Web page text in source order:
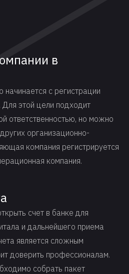
в
с регистрации
этой цели подходит
ответственностью, но можно
организационно-
компания регистрируется
компания.
счет в банке для
и дальнейшего приема
является сложным
доверить профессионалам.
собрать пакет